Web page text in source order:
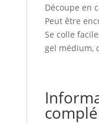
Découpe en
Peut être
Se colle
gel médium,